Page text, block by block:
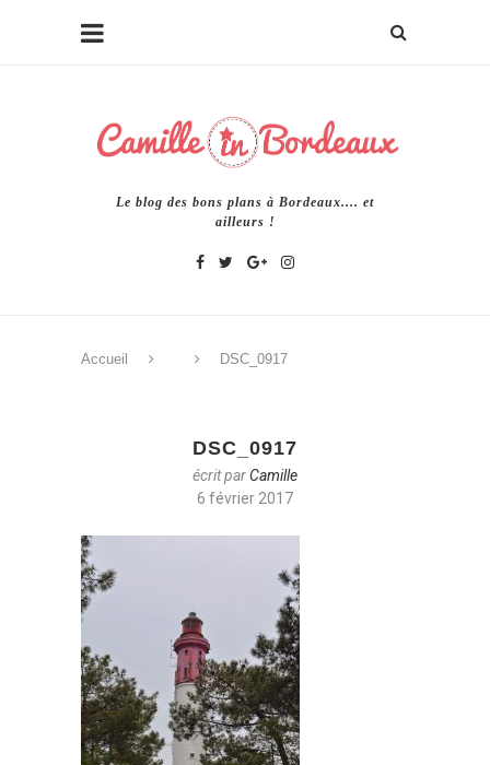
Le blog des bons plans à Bordeaux.... et
ailleurs !
Accueil DSC_0917
DSC_0917
écrit parCamille
6 février 2017